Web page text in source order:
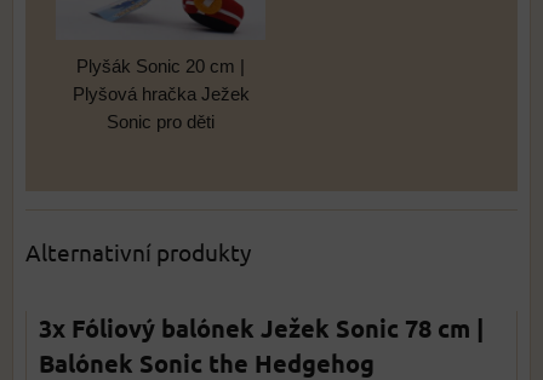
Plyšák Sonic 20 cm |
Plyšová hračka Ježek
Sonic pro děti
Alternativní produkty
3x Fóliový balónek Ježek Sonic 78 cm |
Balónek Sonic the Hedgehog